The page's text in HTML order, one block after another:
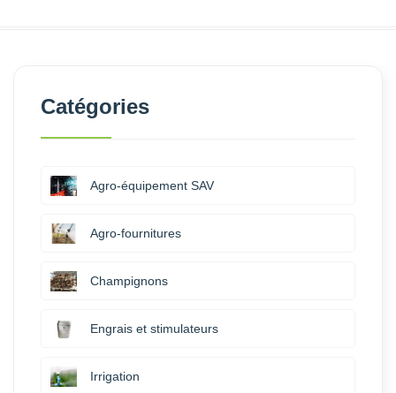
Catégories
Agro-équipement SAV
Agro-fournitures
Champignons
Engrais et stimulateurs
Irrigation